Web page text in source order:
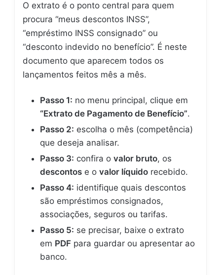
O extrato é o ponto central para quem
procura “meus descontos INSS”,
“empréstimo INSS consignado” ou
“desconto indevido no benefício”. É neste
documento que aparecem todos os
lançamentos feitos mês a mês.
Passo 1: no menu principal, clique em
“Extrato de Pagamento de Benefício”.
Passo 2: escolha o mês (competência)
que deseja analisar.
Passo 3: confira o valor bruto, os
descontos e o valor líquido recebido.
Passo 4: identifique quais descontos
são empréstimos consignados,
associações, seguros ou tarifas.
Passo 5: se precisar, baixe o extrato
em PDF para guardar ou apresentar ao
banco.